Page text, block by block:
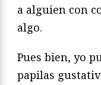
a alguien con
algo.
Pues bien, yo
papilas